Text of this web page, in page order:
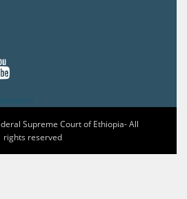
Supreme Court of Ethiopia- All
rights reserved